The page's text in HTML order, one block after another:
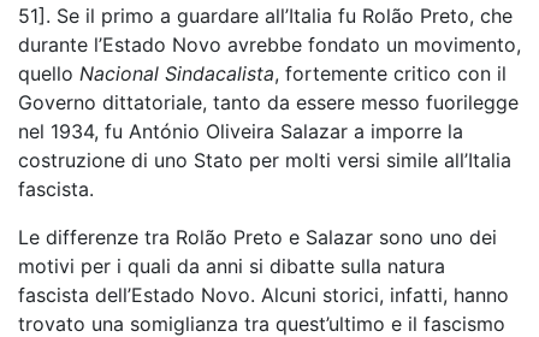
51]. Se il primo a guardare all’Italia fu Rolão Preto, che
durante l’Estado Novo avrebbe fondato un movimento,
quello Nacional Sindacalista, fortemente critico con il
Governo dittatoriale, tanto da essere messo fuorilegge
nel 1934, fu António Oliveira Salazar a imporre la
costruzione di uno Stato per molti versi simile all’Italia
fascista.
Le differenze tra Rolão Preto e Salazar sono uno dei
motivi per i quali da anni si dibatte sulla natura
fascista dell’Estado Novo. Alcuni storici, infatti, hanno
trovato una somiglianza tra quest’ultimo e il fascismo